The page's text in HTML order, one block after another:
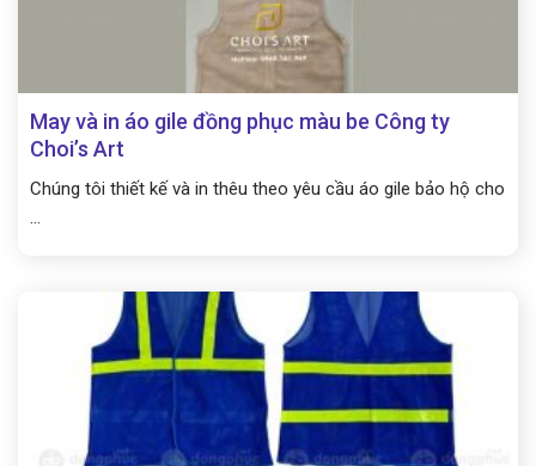
May và in áo gile đồng phục màu be Công ty
Choi’s Art
Chúng tôi thiết kế và in thêu theo yêu cầu áo gile bảo hộ cho
...